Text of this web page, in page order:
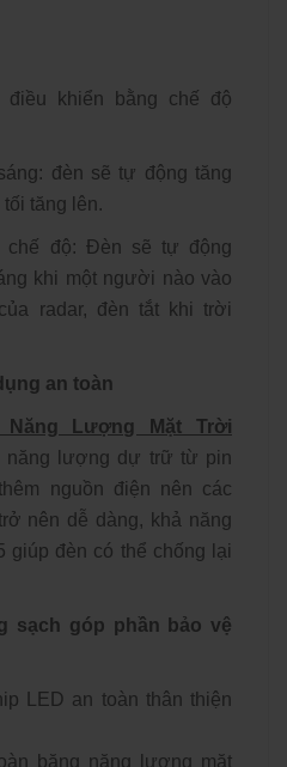
khiển bằng chế độ
đèn sẽ tự động tăng
tăng lên.
chế độ: Đèn sẽ tự động
khi một người nào vào
radar, đèn tắt khi trời
an toàn
Lượng Mặt Trời
năng lượng dự trữ từ pin
nguồn điện nên các
nên dễ dàng, khả năng
giúp đèn có thể chống lại
sạch góp phần bảo vệ
LED an toàn thân thiện
băng năng lượng mặt